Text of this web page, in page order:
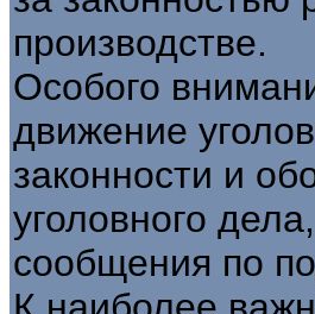
производстве.
Особого
движение
законности и
уголовного
сообщения по